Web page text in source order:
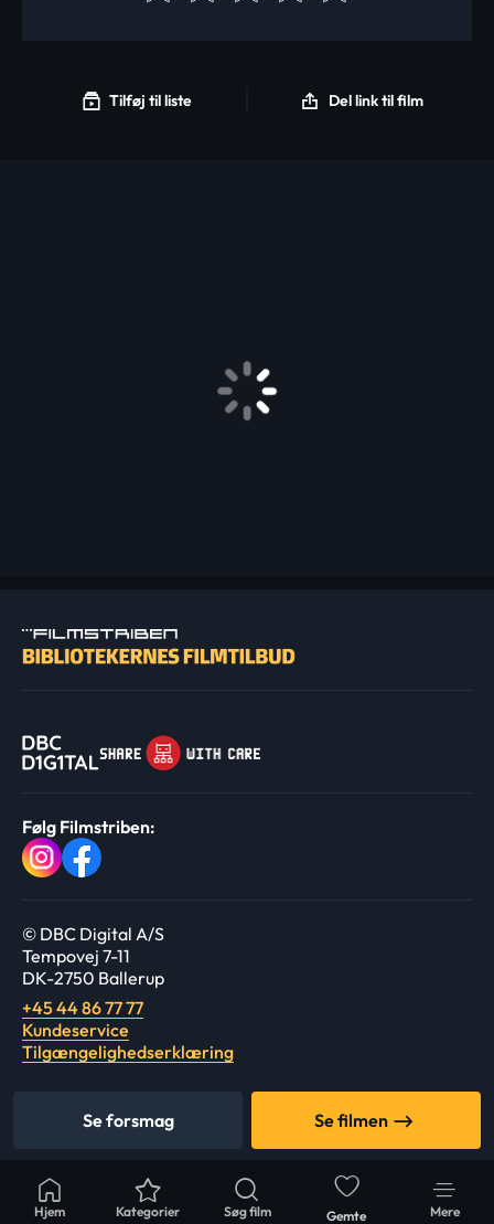
Hjem Gemte
Kategorier Søg film Mere
Se forsmag Se filmen
Tilføj til liste Del link til film
Følg Filmstriben:
© DBC Digital A/S
Tempovej 7-11
DK-2750 Ballerup
+45 44 86 77 77
Kundeservice
Tilgængelighedserklæring